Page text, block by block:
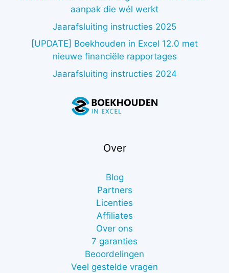
aanpak die wél werkt
Jaarafsluiting instructies 2025
[UPDATE] Boekhouden in Excel 12.0 met
nieuwe financiële rapportages
Jaarafsluiting instructies 2024
Over
Blog
Partners
Licenties
Affiliates
Over ons
7 garanties
Beoordelingen
Veel gestelde vragen